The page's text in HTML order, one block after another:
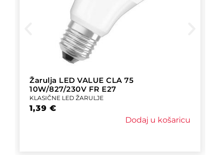
Žarulja LED VALUE CLA 75
10W/827/230V FR E27
KLASIČNE LED ŽARULJE
1,39 €
Dodaj u košaricu